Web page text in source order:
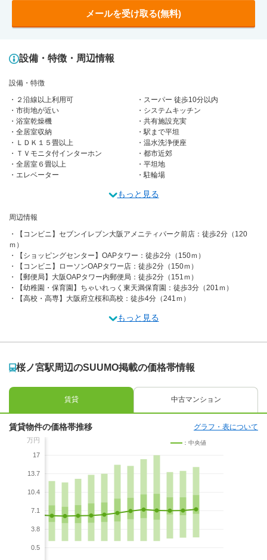
メールを受け取る(無料)
設備・特徴・周辺情報
設備・特徴
２沿線以上利用可
スーパー 徒歩10分以内
市街地が近い
システムキッチン
浴室乾燥機
共有施設充実
全居室収納
駅まで平坦
ＬＤＫ１５畳以上
温水洗浄便座
ＴＶモニタ付インターホン
都市近郊
全居室６畳以上
平坦地
エレベーター
駐輪場
もっと見る
周辺情報
【コンビニ】セブンイレブン大阪アメニティパーク前店：徒歩2分（120
ｍ）
【ショッピングセンター】OAPタワー：徒歩2分（150ｍ）
【コンビニ】ローソンOAPタワー店：徒歩2分（150ｍ）
【郵便局】大阪OAPタワー内郵便局：徒歩2分（151ｍ）
【幼稚園・保育園】ちゃいれっく東天満保育園：徒歩3分（201ｍ）
【高校・高専】大阪府立桜和高校：徒歩4分（241ｍ）
もっと見る
桜ノ宮駅周辺のSUUMO掲載の価格帯情報
賃貸 中古マンション
賃貸物件の価格帯推移 グラフ・表について
万円
17
13.7
10.4
7.1
3.8
0.5
：中央値